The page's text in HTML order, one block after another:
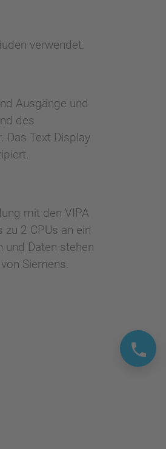
verwendet.
Ausgänge und
des
Das Text Display
mit den VIPA
2 CPUs an ein
und Daten stehen
Siemens.